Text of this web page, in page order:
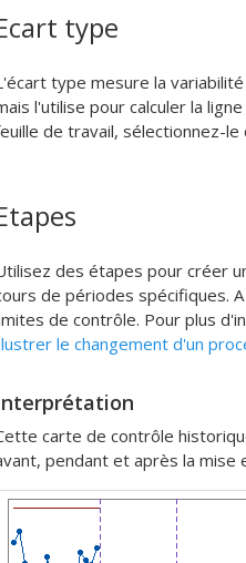
type
type mesure la
l'utilise pour calculer la
de travail, sélectionnez-le
des étapes pour créer
de périodes spécifiques.
de contrôle. Pour plus
le changement d'un
carte de contrôle
pendant et après la